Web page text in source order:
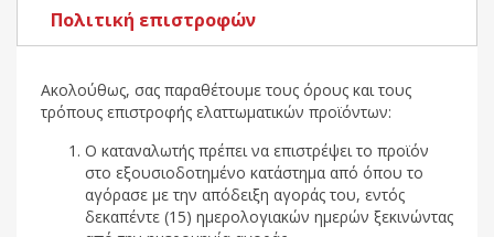
Πολιτική επιστροφών
Ακολούθως, σας παραθέτουμε τους όρους και τους
τρόπους επιστροφής ελαττωματικών προϊόντων:
Ο καταναλωτής πρέπει να επιστρέψει το προϊόν
στο εξουσιοδοτημένο κατάστημα από όπου το
αγόρασε με την απόδειξη αγοράς του, εντός
δεκαπέντε (15) ημερολογιακών ημερών ξεκινώντας